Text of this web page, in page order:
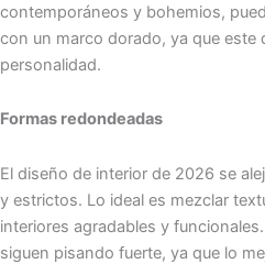
contemporáneos y bohemios,
con un marco dorado, ya que este
personalidad.
Formas redondeadas
El diseño de interior de 2026 se
y estrictos. Lo ideal es mezclar
interiores agradables y
siguen pisando fuerte, ya que lo